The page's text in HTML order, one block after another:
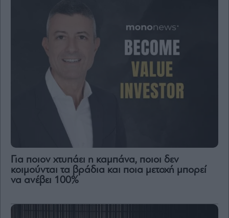
Για ποιον χτυπάει η καμπάνα, ποιοι δεν
κοιμούνται τα βράδια και ποια μετοχή μπορεί
να ανέβει 100%